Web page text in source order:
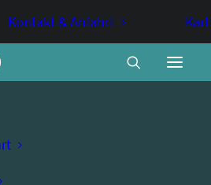
Kontakt & Anfahrt
nach